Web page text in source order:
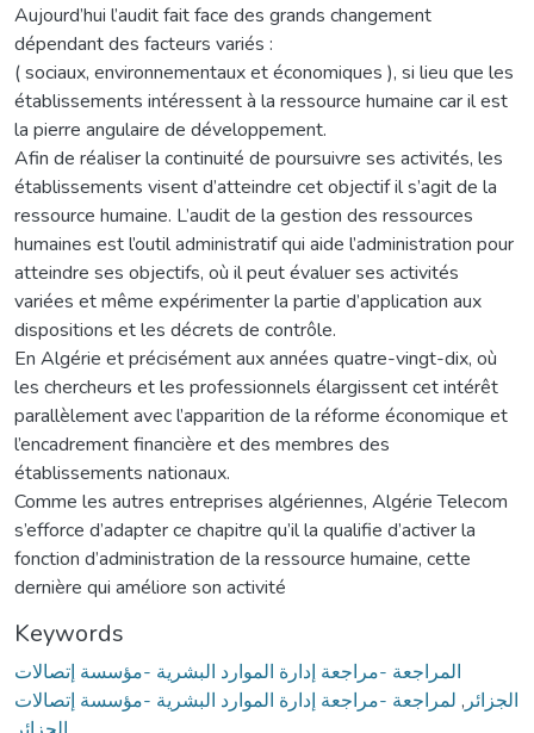
Aujourd’hui l’audit fait face des grands changement
dépendant des facteurs variés :
( sociaux, environnementaux et économiques ), si lieu que les
établissements intéressent à la ressource humaine car il est
la pierre angulaire de développement.
Afin de réaliser la continuité de poursuivre ses activités, les
établissements visent d’atteindre cet objectif il s’agit de la
ressource humaine. L’audit de la gestion des ressources
humaines est l’outil administratif qui aide l’administration pour
atteindre ses objectifs, où il peut évaluer ses activités
variées et même expérimenter la partie d’application aux
dispositions et les décrets de contrôle.
En Algérie et précisément aux années quatre-vingt-dix, où
les chercheurs et les professionnels élargissent cet intérêt
parallèlement avec l’apparition de la réforme économique et
l’encadrement financière et des membres des
établissements nationaux.
Comme les autres entreprises algériennes, Algérie Telecom
s’efforce d’adapter ce chapitre qu’il la qualifie d’activer la
fonction d’administration de la ressource humaine, cette
dernière qui améliore son activité
Keywords
المراجعة -مراجعة إدارة الموارد البشرية -مؤسسة إتصالات
الجزائر , لمراجعة -مراجعة إدارة الموارد البشرية -مؤسسة إتصالات